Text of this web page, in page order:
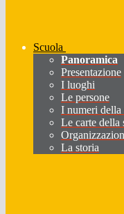
Scuola
Panoramica
Presentazione
I luoghi
Le persone
I numeri della
Le carte della
La storia